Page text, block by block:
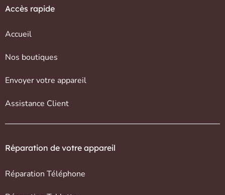
Accès rapide
Accueil
Nos boutiques
Envoyer votre appareil
Assistance Client
Réparation de votre appareil
Réparation Téléphone